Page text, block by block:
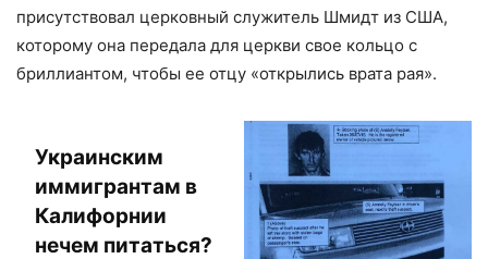
присутствовал церковный служитель Шмидт из США,
которому она передала для церкви свое кольцо с
бриллиантом, чтобы ее отцу «открылись врата рая».
Украинским
иммигрантам в
Калифорнии
нечем питаться?